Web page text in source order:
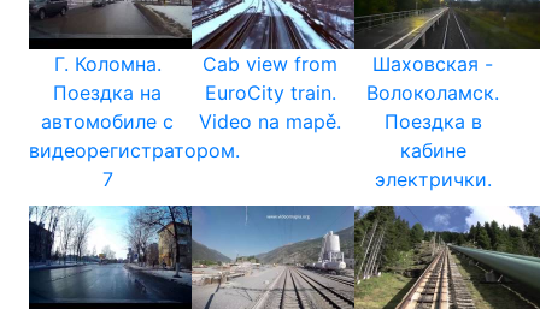
Г. Коломна.
Поездка на
автомобиле с
видеорегистратором.
7
Cab view from
EuroCity train.
Video na mapě.
Шаховская -
Волоколамск.
Поездка в
кабине
электрички.